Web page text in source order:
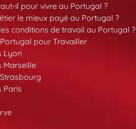
il pour vivre au Portugal ?
le mieux payé au Portugal ?
conditions de travail au Portugal ?
Portugal pour Travailler
Lyon
Marseille
Paris